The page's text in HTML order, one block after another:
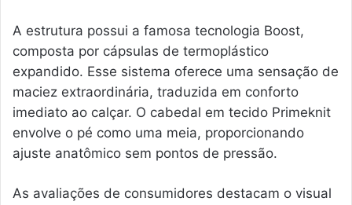
A estrutura possui a famosa tecnologia Boost,
composta por cápsulas de termoplástico
expandido. Esse sistema oferece uma sensação de
maciez extraordinária, traduzida em conforto
imediato ao calçar. O cabedal em tecido Primeknit
envolve o pé como uma meia, proporcionando
ajuste anatômico sem pontos de pressão.
As avaliações de consumidores destacam o visual